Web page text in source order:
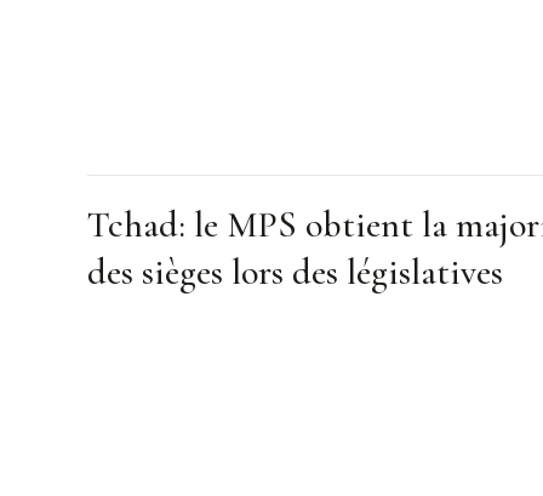
Tchad: le MPS obtient la
des sièges lors des législatives